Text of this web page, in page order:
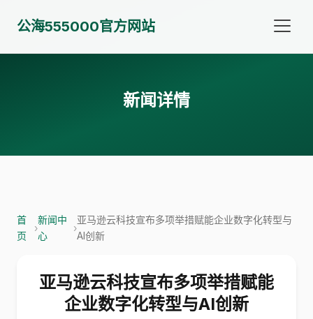
公海555000官方网站
新闻详情
首
页
›
新闻中
心
›
亚马逊云科技宣布多项举措赋能企业数字化转型与
AI创新
亚马逊云科技宣布多项举措赋能
企业数字化转型与AI创新